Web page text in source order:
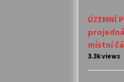
ÚZEMNÍ
místní
3.3k views